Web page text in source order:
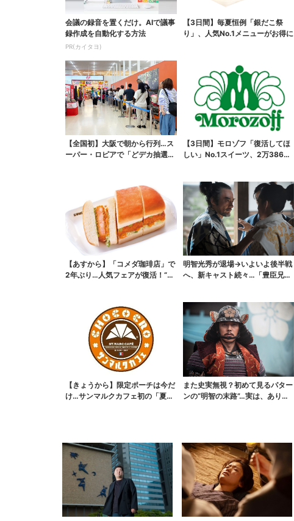
会議の録音を置くだけ。AIで議事
録作成を自動化する方法
PR(カイタヨ)
【3日間】毎夏恒例「銀だこ祭
り」、人気No.1メニューがお得に
【全国初】大阪で朝から行列…ス
ーパー・ロピアで「どデカ抽選
【3日間】モロゾフ「復活してほ
しい」No.1スイーツ、2万3865
【あすから】「コメダ珈琲店」で
2年ぶり…人気フェアが復活！“ハ
明智光秀が退場→いよいよ後半戦
へ、新キャスト続々…「豊臣兄
【きょうから】限定ポーチは今だ
け…サンマルクカフェ初の「夏福
また史実無視？初めて見るパター
ンの“明智の末路”…実は、ありえ